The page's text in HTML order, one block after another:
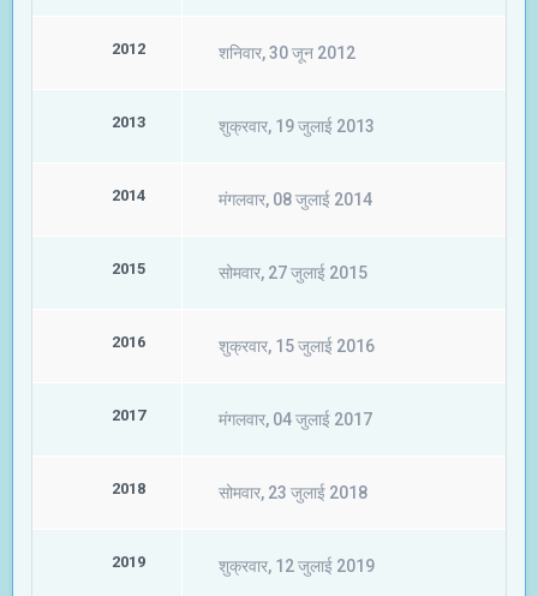
2012 शनिवार, 30 जून 2012
2013 शुक्रवार, 19 जुलाई 2013
2014 मंगलवार, 08 जुलाई 2014
2015 सोमवार, 27 जुलाई 2015
2016 शुक्रवार, 15 जुलाई 2016
2017 मंगलवार, 04 जुलाई 2017
2018 सोमवार, 23 जुलाई 2018
2019 शुक्रवार, 12 जुलाई 2019